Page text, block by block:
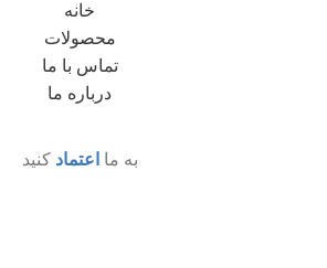
خانه
محصولات
تماس با ما
درباره ما
به ما اعتماد کنید